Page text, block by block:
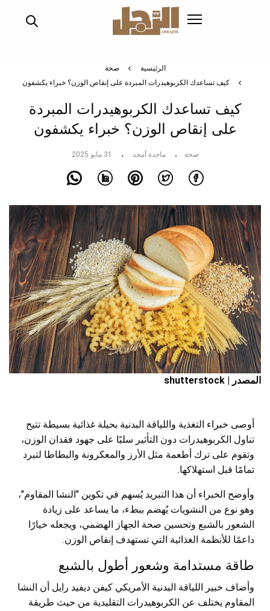
الرئيسية
صحة
كيف تساعدك الكربوهيدرات المبردة على إنقاص الوزن؟ خبراء يكشفون
كيف تساعدك الكربوهيدرات المبردة
على إنقاص الوزن؟ خبراء يكشفون
صحة ماجدة أمجد 31 مايو 2025
المصدر | shutterstock
أوصى خبراء التغذية واللياقة البدنية بحيلة غذائية بسيطة تتيح
تناول الكربوهيدرات دون التأثير سلبًا على جهود فقدان الوزن،
وتقوم على ترك أطعمة مثل الأرز والمعكرونة والبطاطا لتبرد
تمامًا قبل استهلاكها.
وأوضح الخبراء أن هذا التبريد يُسهم في تكوين "النشا المقاوم"،
وهو نوع من النشويات يُهضم ببطء، ما يساعد على زيادة
الشعور بالشبع وتحسين صحة الجهاز الهضمي، ويجعله خيارًا
داعمًا للأنظمة الغذائية التي تستهدف إنقاص الوزن.
طاقة مستدامة وشعور أطول بالشبع
وأضاف خبير اللياقة البدنية الأمريكي كيفن ديفيد رايل أن النشا
المقاوم يختلف عن الكربوهيدرات التقليدية من حيث طريقة